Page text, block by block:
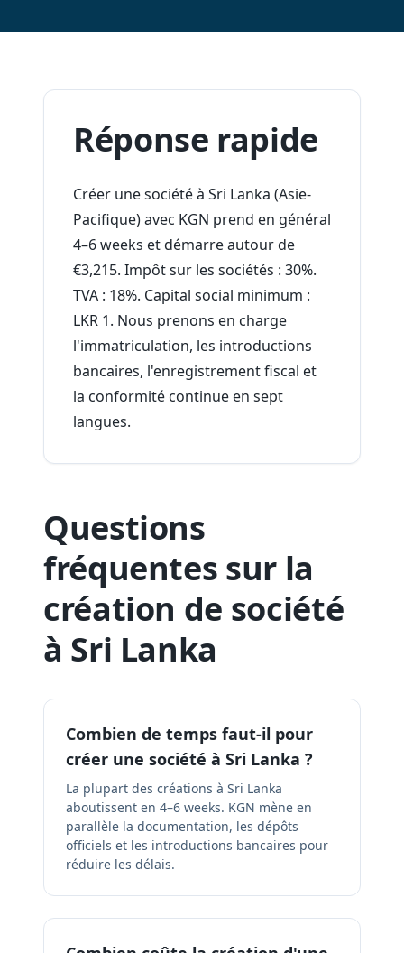
Réponse rapide
Créer une société à Sri Lanka (Asie-
Pacifique) avec KGN prend en général
4–6 weeks et démarre autour de
€3,215. Impôt sur les sociétés : 30%.
TVA : 18%. Capital social minimum :
LKR 1. Nous prenons en charge
l'immatriculation, les introductions
bancaires, l'enregistrement fiscal et
la conformité continue en sept
langues.
Questions
fréquentes sur la
création de société
à Sri Lanka
Combien de temps faut-il pour
créer une société à Sri Lanka ?
La plupart des créations à Sri Lanka
aboutissent en 4–6 weeks. KGN mène en
parallèle la documentation, les dépôts
officiels et les introductions bancaires pour
réduire les délais.